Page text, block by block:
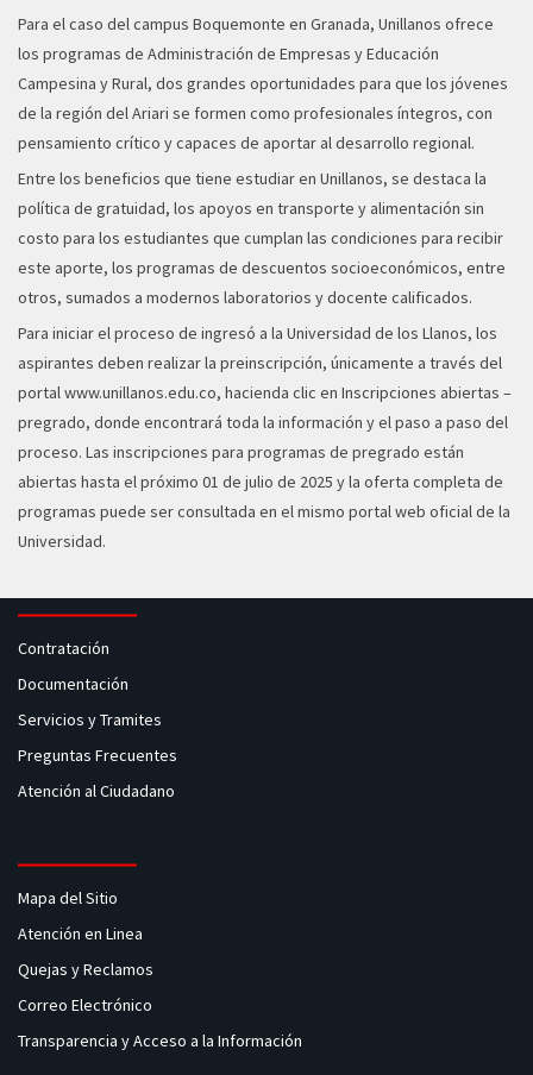
Para el caso del campus Boquemonte en Granada, Unillanos ofrece
los programas de Administración de Empresas y Educación
Campesina y Rural, dos grandes oportunidades para que los jóvenes
de la región del Ariari se formen como profesionales íntegros, con
pensamiento crítico y capaces de aportar al desarrollo regional.
Entre los beneficios que tiene estudiar en Unillanos, se destaca la
política de gratuidad, los apoyos en transporte y alimentación sin
costo para los estudiantes que cumplan las condiciones para recibir
este aporte, los programas de descuentos socioeconómicos, entre
otros, sumados a modernos laboratorios y docente calificados.
Para iniciar el proceso de ingresó a la Universidad de los Llanos, los
aspirantes deben realizar la preinscripción, únicamente a través del
portal www.unillanos.edu.co, hacienda clic en Inscripciones abiertas –
pregrado, donde encontrará toda la información y el paso a paso del
proceso. Las inscripciones para programas de pregrado están
abiertas hasta el próximo 01 de julio de 2025 y la oferta completa de
programas puede ser consultada en el mismo portal web oficial de la
Universidad.
Contratación
Documentación
Servicios y Tramites
Preguntas Frecuentes
Atención al Ciudadano
Mapa del Sitio
Atención en Linea
Quejas y Reclamos
Correo Electrónico
Transparencia y Acceso a la Información